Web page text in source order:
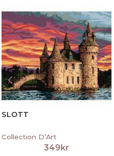
SLOTT
Collection D’Art
349kr